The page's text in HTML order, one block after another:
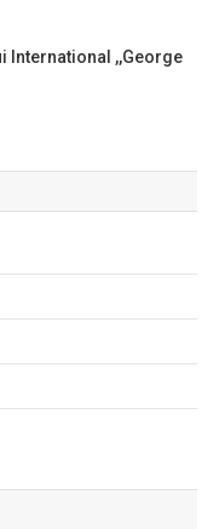
International ,,George